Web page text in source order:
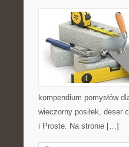
kompendium pomysłów
wieczorny posiłek, deser
i Proste. Na stronie […]